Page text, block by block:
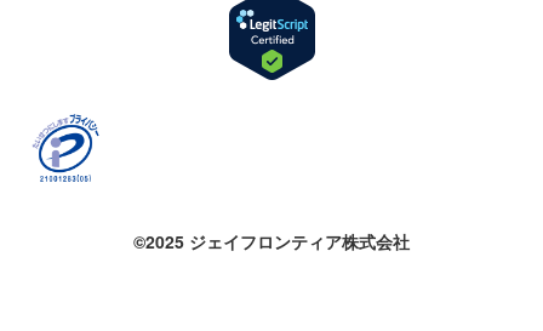
©2025 ジェイフロンティア株式会社